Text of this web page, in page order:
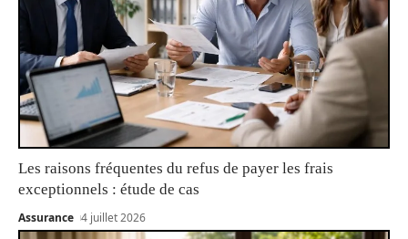
Les raisons fréquentes du refus de payer les frais
exceptionnels : étude de cas
Assurance 4 juillet 2026